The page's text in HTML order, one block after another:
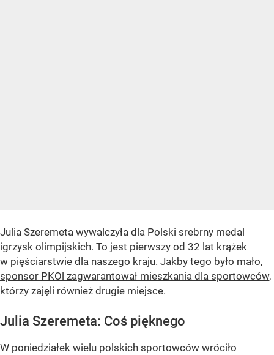
Julia Szeremeta wywalczyła dla Polski srebrny medal
igrzysk olimpijskich. To jest pierwszy od 32 lat krążek
w pięściarstwie dla naszego kraju. Jakby tego było mało,
sponsor PKOl zagwarantował mieszkania dla sportowców,
którzy zajęli również drugie miejsce.
Julia Szeremeta: Coś pięknego
W poniedziałek wielu polskich sportowców wróciło